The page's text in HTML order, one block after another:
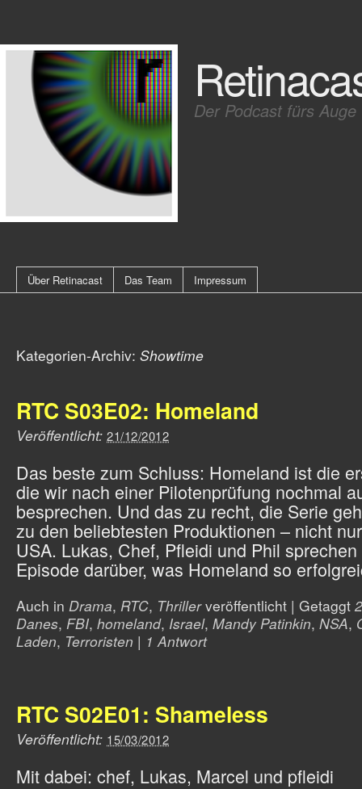
Der Podcast fürs Auge
Über Retinacast Das Team Impressum
Kategorien-Archiv: Showtime
RTC S03E02: Homeland
Veröffentlicht: 21/12/2012
Das beste zum Schluss: Homeland ist die
die wir nach einer Pilotenprüfung nochmal
besprechen. Und das zu recht, die Serie
zu den beliebtesten Produktionen – nicht
USA. Lukas, Chef, Pfleidi und Phil
Episode darüber, was Homeland so
Auch in Drama, RTC, Thrillerveröffentlicht | Getaggt
Danes, FBI, homeland, Israel, Mandy Patinkin, NSA,
Laden, Terroristen | 1 Antwort
RTC S02E01: Shameless
Veröffentlicht: 15/03/2012
Mit dabei: chef, Lukas, Marcel und pfleidi